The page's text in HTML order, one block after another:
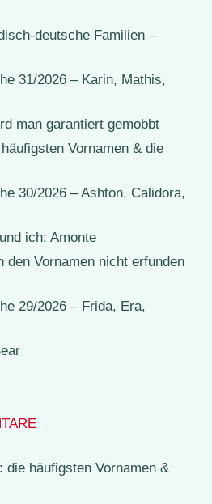
deutsche Familien –
31/2026 – Karin, Mathis,
man garantiert gemobbt
Vornamen & die
30/2026 – Ashton, Calidora,
ich: Amonte
den Vornamen nicht erfunden
29/2026 – Frida, Era,
die häufigsten Vornamen &